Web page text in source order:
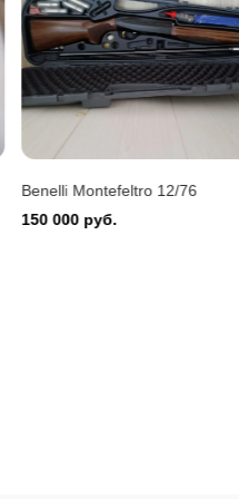
Охотничий карабин Сайга-
15 000 руб.
Benelli
150